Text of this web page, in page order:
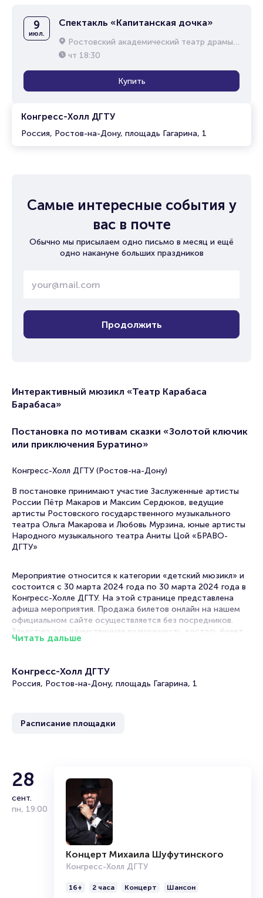
Конгресс-Холл ДГТУ
Россия, Ростов-на-Дону, площадь Гагарина, 1
9
июл.
Спектакль «Капитанская дочка»
Ростовский академический театр драмы им. М.Горького
чт 18:30
Купить
Самые интересные события у
вас в почте
Обычно мы присылаем одно письмо в месяц и ещё
одно накануне больших праздников
Продолжить
Интерактивный мюзикл «Театр Карабаса
Барабаса»
Постановка по мотивам сказки «Золотой ключик
или приключения Буратино»
Конгресс-Холл ДГТУ (Ростов-на-Дону)
В постановке принимают участие Заслуженные артисты
России Пётр Макаров и Максим Сердюков, ведущие
артисты Ростовского государственного музыкального
театра Ольга Макарова и Любовь Мурзина, юные артисты
Народного музыкального театра Аниты Цой «БРАВО-
ДГТУ»
Мероприятие относится к категории «детский мюзикл» и
состоится с 30 марта 2024 года по 30 марта 2024 года в
Конгресс-Холле ДГТУ. На этой странице представлена
афиша мероприятия. Продажа билетов онлайн на нашем
официальном сайте осуществляется без посредников.
Зачастую это единственная возможность достать билет
на детский мюзикл.
Карабаса Барабаса»
Среднее время на покупку билета здесь начиная с выбора
Полезные ссылки
Подробнее о том, как вернуть, сдать или продать билет
читайте в разделах:
Продать билет
Организаторам
Читать дальше
Конгресс-Холл ДГТУ
Россия, Ростов-на-Дону, площадь Гагарина, 1
Расписание площадки
28
сент.
пн, 19:00
Концерт Михаила Шуфутинского
Конгресс-Холл ДГТУ
16+ 2 часа Концерт Шансон